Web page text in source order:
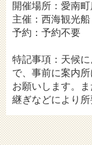
開催場所：愛南
主催：西海観光船
予約：予約不要
特記事項：天候
で、事前に案内
お願いします。
継ぎなどにより所